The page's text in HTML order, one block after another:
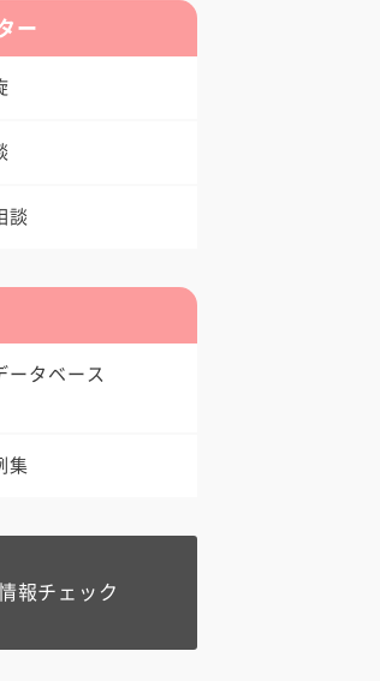
ー
談
ータベース
集
報チェック